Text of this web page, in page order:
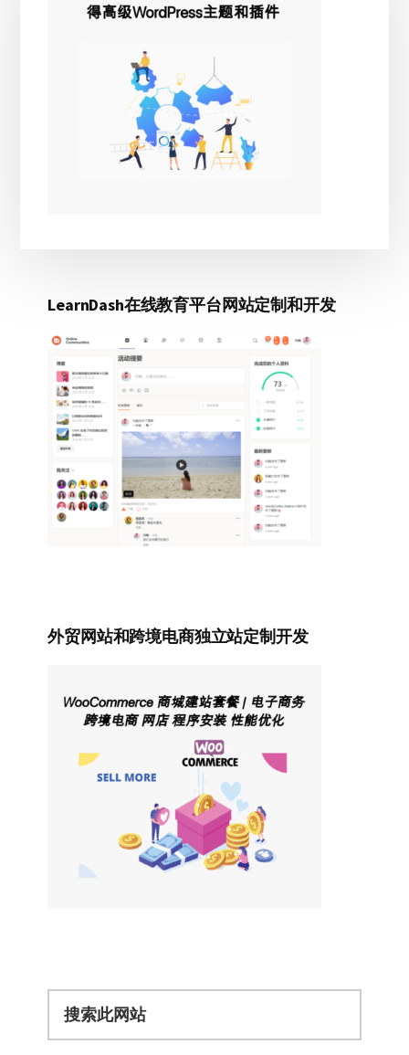
LearnDash在线教育平台网站定制和开发
外贸网站和跨境电商独立站定制开发